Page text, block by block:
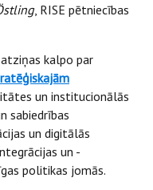
, RISE pētniecības
kalpo par
un institucionālās
sabiedrības
un digitālās
un -
politikas jomās.